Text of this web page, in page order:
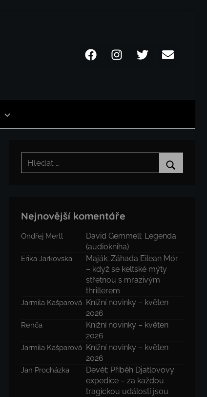
FacebookInstagramTwitterEmail
Hledat:
Nejnovější komentáře
Ondřej Mertl
David Gemmell: Legenda
(audiokniha)
Erika Jarkovska
Maják: Záhada Eilean Mór
– když se keltské mýty
střetnou s mrazivým
thrillerem
Jarmila Kašparová Knižní novinky – květen
2026
Renča
Knižní novinky – květen
2026
Jarmila Kašparová Knižní novinky – květen
2026
Jan Procházka
Devět: Příběh Djatlovovy
expedice – za každou
tragickou událostí jsou